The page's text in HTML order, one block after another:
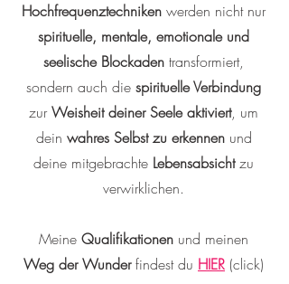
Hochfrequenztechniken werden nicht nur
spirituelle, mentale, emotionale und
seelische Blockaden transformiert,
sondern auch die spirituelle Verbindung
zurWeisheit deiner Seele aktiviert, um
dein wahres Selbst zu erkennenund
deine mitgebrachte Lebensabsichtzu
verwirklichen.
Meine Qualifikationen und meinen
Weg der Wunderfindest du HIER (click)